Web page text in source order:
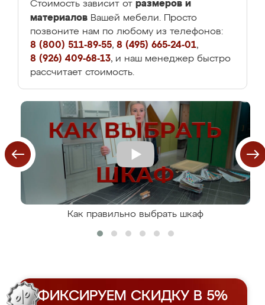
Стоимость зависит от размеров и
материалов Вашей мебели. Просто
позвоните нам по любому из телефонов:
8 (800) 511-89-55, 8 (495) 665-24-01,
8 (926) 409-68-13, и наш менеджер быстро
рассчитает стоимость.
Как правильно выбрать шкаф
ФИКСИРУЕМ СКИДКУ В 5%